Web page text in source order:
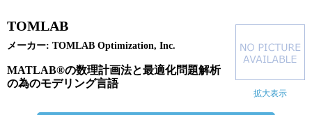
拡大表示
TOMLAB
メーカー: TOMLAB Optimization, Inc.
MATLAB®の数理計画法と最適化問題解析
の為のモデリング言語